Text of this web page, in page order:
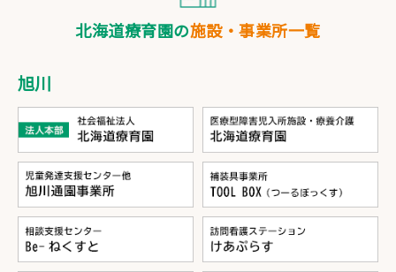
北海道療育園の施設・事業所一覧
旭川